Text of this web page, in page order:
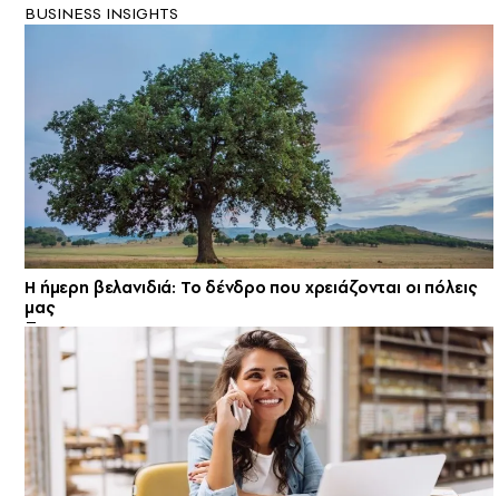
BUSINESS INSIGHTS
Η ήμερη βελανιδιά: Το δένδρο που χρειάζονται οι πόλεις
μας